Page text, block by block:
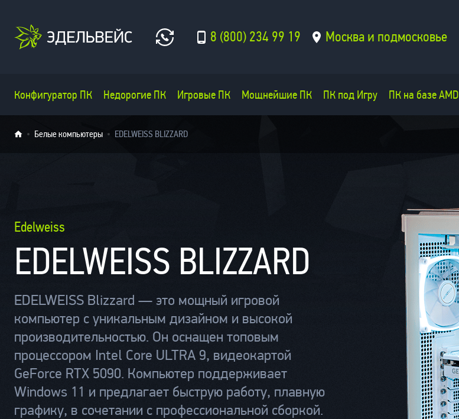
8 (800) 234 99 19 Москва и подмосковье
Конфигуратор ПК Недорогие ПК Игровые ПК Мощнейшие ПК ПК под Игру ПК на базе AMD
Белые компьютеры EDELWEISS BLIZZARD
Edelweiss
EDELWEISS BLIZZARD
EDELWEISS Blizzard — это мощный игровой
компьютер с уникальным дизайном и высокой
производительностью. Он оснащен топовым
процессором Intel Core ULTRA 9, видеокартой
GeForce RTX 5090. Компьютер поддерживает
Windows 11 и предлагает быструю работу, плавную
графику, в сочетании с профессиональной сборкой.